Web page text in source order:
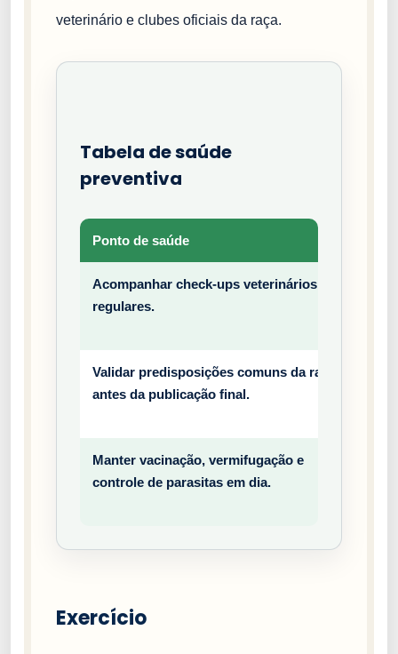
veterinário e clubes oficiais da raça.
Tabela de saúde
preventiva
Ponto de saúde
Acompanhar check-ups veterinários
regulares.
Validar predisposições comuns da raça
antes da publicação final.
Manter vacinação, vermifugação e
controle de parasitas em dia.
Exercício